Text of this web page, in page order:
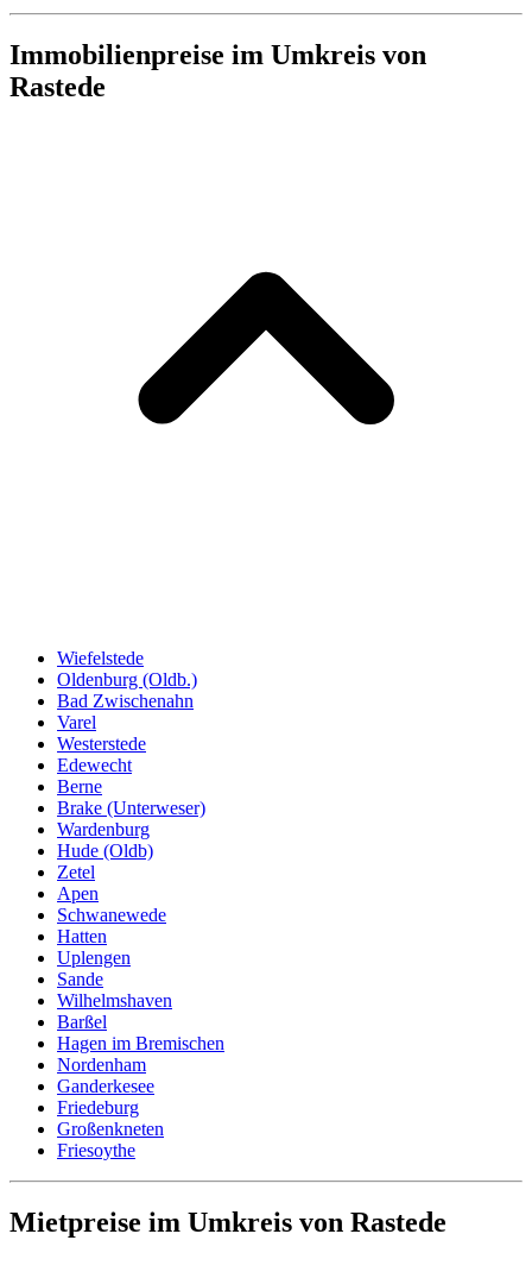
Immobilienpreise im Umkreis von
Rastede
Wiefelstede
Oldenburg (Oldb.)
Bad Zwischenahn
Varel
Westerstede
Edewecht
Berne
Brake (Unterweser)
Wardenburg
Hude (Oldb)
Zetel
Apen
Schwanewede
Hatten
Uplengen
Sande
Wilhelmshaven
Barßel
Hagen im Bremischen
Nordenham
Ganderkesee
Friedeburg
Großenkneten
Friesoythe
Mietpreise im Umkreis von Rastede